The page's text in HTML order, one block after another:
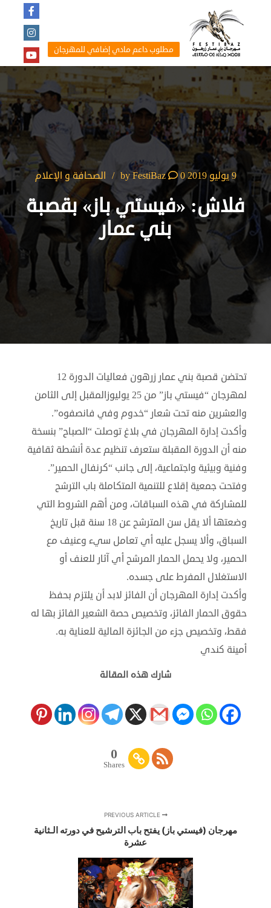
مطلوب داعم مادي إضافي للمهرجان
9 يوليو 2019 by
FestiBaz 0 الصحافة و الإعلام
فلاش: «فيستي باز» بقصبة
بني عمار
تحتضن قصبة بني عمار زرهون فعاليات الدورة 12
لمهرجان “فيستي باز” من 25 يوليوزالمقبل إلى الثامن
والعشرين منه تحت شعار “خدوم وفي فانصفوه”.
وأكدت إدارة المهرجان في بلاغ توصلت “الصباح” بنسخة
منه أن الدورة المقبلة ستعرف تنظيم عدة أنشطة ثقافية
وفنية وبيئية واجتماعية، إلى جانب “كرنفال الحمير”.
وفتحت جمعية إقلاع للتنمية المتكاملة باب الترشح
للمشاركة في هذه السباقات، ومن أهم الشروط التي
وضعتها ألا يقل سن المترشح عن 18 سنة قبل تاريخ
السباق، وألا يسجل عليه أي تعامل سيء وعنيف مع
الحمير، ولا يحمل الحمار المرشح أي آثار للعنف أو
الاستغلال المفرط على جسده.
وأكدت إدارة المهرجان أن الفائز لابد أن يلتزم بحفظ
حقوق الحمار الفائز، وتخصيص حصة الشعير الفائز بها له
فقط، وتخصيص جزء من الجائزة المالية للعناية به.
أمينة كندي
شارك هذه المقالة
0
Shares
مهرجان (فيستي باز) يفتح باب الترشيح في دورته الـثانية
عشرة